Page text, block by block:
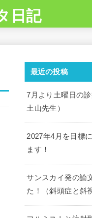
日記
最近の投稿
7月より土曜日の
土山先生）
2027年4月を目標
ます！
サンスカイ発の論
た！（斜頭症と斜